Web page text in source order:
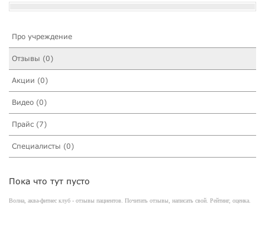
Про учреждение
Отзывы (0)
Акции (0)
Видео (0)
Прайс (7)
Специалисты (0)
Пока что тут пусто
Волна, аква-фитнес клуб - отзывы пациентов. Почитать отзывы, написать свой. Рейтинг, оценка.